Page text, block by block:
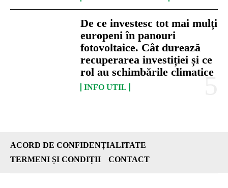
De ce investesc tot mai mulți
europeni în panouri
fotovoltaice. Cât durează
recuperarea investiției și ce
rol au schimbările climatice
INFO UTIL
ACORD DE CONFIDENȚIALITATE
TERMENI ȘI CONDIȚII
CONTACT